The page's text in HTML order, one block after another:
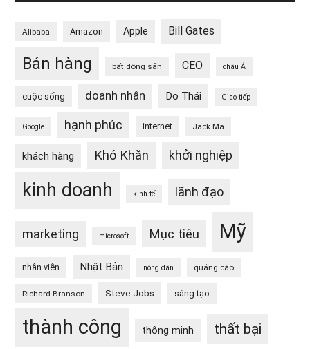
Alibaba Amazon Apple Bill Gates
Bán hàng bất động sản CEO châu Á
cuộc sống doanh nhân Do Thái Giao tiếp
Google hạnh phúc internet Jack Ma
khách hàng Khó Khăn khởi nghiệp
kinh doanh kinh tế lãnh đạo
marketing microsoft Mục tiêu Mỹ
nhân viên Nhật Bản nông dân quảng cáo
Richard Branson Steve Jobs sáng tạo
thành công thông minh thất bại